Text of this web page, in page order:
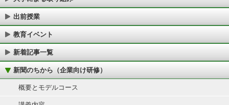
出前授業
教育イベント
新着記事一覧
新聞のちから（企業向け研修）
概要とモデルコース